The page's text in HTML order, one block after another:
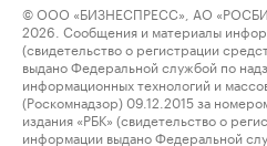
© ООО «БИЗНЕСПРЕСС», АО
2026. Сообщения и материалы
(свидетельство о регистрации
выдано Федеральной службой по
информационных технологий и
(Роскомнадзор) 09.12.2015 за
издания «РБК» (свидетельство о
информации выдано Федеральной